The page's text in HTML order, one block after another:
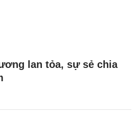
lan tỏa, sự sẻ chia